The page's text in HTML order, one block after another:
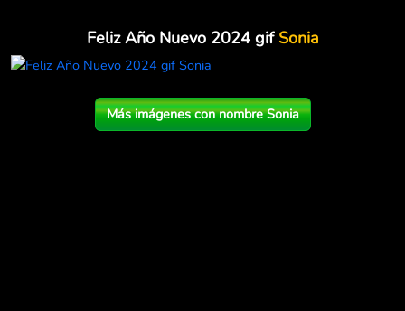
Feliz Año Nuevo 2024 gif Sonia
Más imágenes con nombre Sonia